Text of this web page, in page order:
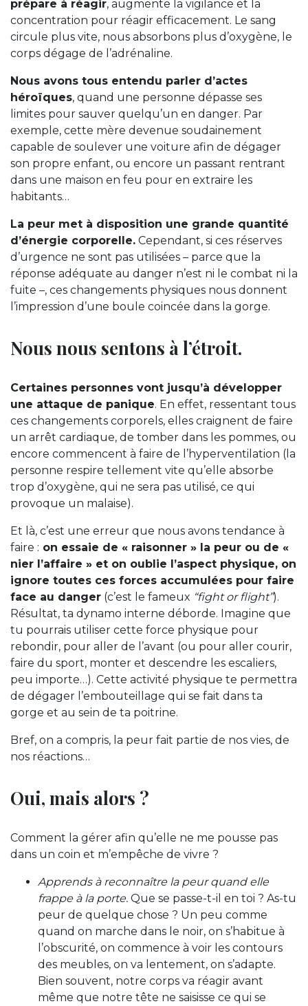
prépare à réagir, augmente la vigilance et la
concentration pour réagir efficacement. Le sang
circule plus vite, nous absorbons plus d’oxygène, le
corps dégage de l’adrénaline.
Nous avons tous entendu parler d’actes
héroïques, quand une personne dépasse ses
limites pour sauver quelqu’un en danger. Par
exemple, cette mère devenue soudainement
capable de soulever une voiture afin de dégager
son propre enfant, ou encore un passant rentrant
dans une maison en feu pour en extraire les
habitants…
La peur met à disposition une grande quantité
d’énergie corporelle. Cependant, si ces réserves
d’urgence ne sont pas utilisées – parce que la
réponse adéquate au danger n’est ni le combat ni la
fuite –, ces changements physiques nous donnent
l’impression d’une boule coincée dans la gorge.
Nous nous sentons à l’étroit.
Certaines personnes vont jusqu’à développer
une attaque de panique. En effet, ressentant tous
ces changements corporels, elles craignent de faire
un arrêt cardiaque, de tomber dans les pommes, ou
encore commencent à faire de l’hyperventilation (la
personne respire tellement vite qu’elle absorbe
trop d’oxygène, qui ne sera pas utilisé, ce qui
provoque un malaise).
Et là, c’est une erreur que nous avons tendance à
faire : on essaie de « raisonner » la peur ou de «
nier l’affaire » et on oublie l’aspect physique, on
ignore toutes ces forces accumulées pour faire
face au danger (c’est le fameux “fight or flight”).
Résultat, ta dynamo interne déborde. Imagine que
tu pourrais utiliser cette force physique pour
rebondir, pour aller de l’avant (ou pour aller courir,
faire du sport, monter et descendre les escaliers,
peu importe…). Cette activité physique te permettra
de dégager l’embouteillage qui se fait dans ta
gorge et au sein de ta poitrine.
Bref, on a compris, la peur fait partie de nos vies, de
nos réactions…
Oui, mais alors ?
Comment la gérer afin qu’elle ne me pousse pas
dans un coin et m’empêche de vivre ?
Apprends à reconnaître la peur quand elle
frappe à la porte. Que se passe-t-il en toi ? As-tu
peur de quelque chose ? Un peu comme
quand on marche dans le noir, on s’habitue à
l’obscurité, on commence à voir les contours
des meubles, on va lentement, on s’adapte.
Bien souvent, notre corps va réagir avant
même que notre tête ne saisisse ce qui se